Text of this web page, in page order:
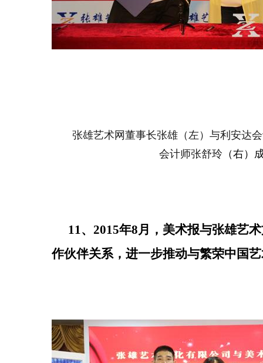
张雄艺术网董事长张雄（左 ）与利安达
会计师张舒玲 （右）
11、2015年8月，美术报与张雄艺
作伙伴关系，进一步推动与繁荣中国